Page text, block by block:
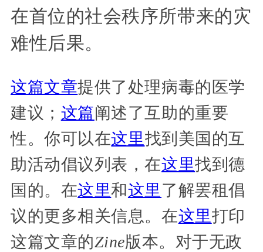
在首位的社会秩序所带来的灾
难性后果。
这篇文章提供了处理病毒的医学
建议； 这篇阐述了互助的重要
性。你可以在这里找到美国的互
助活动倡议列表，在这里找到德
国的。在这里和这里了解罢租倡
议的更多相关信息。在这里打印
这篇文章的Zine版本。对于无政